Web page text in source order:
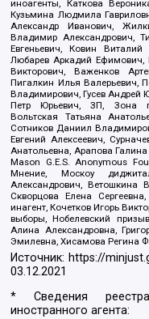
иноагенты, Каткова
Кузьмина Людмила
Александр Иванович,
Владимир Александрович,
Евгеньевич, Ковин Виталий
Любарев Аркадий Ефимович,
Викторович, Важенков
Пигалкин Илья Валерьевич,
Владимирович, Гусев Андрей
Петр Юрьевич, ЗП, Зона
Вольтская Татьяна
Сотников Даниил
Евгений Алексеевич,
Анатольевна, Арапова
Mason G.E.S. Anonymous
Мнение, Москоу
Александрович, Ветошкина
Скворцова Елена
инагент, Кочетков Игорь
выборы, Нобелевский
Алина Александровна,
Эмилевна, Хисамова Регина
Источник: https://
03.12.2021
* Сведения
иностранного агента: